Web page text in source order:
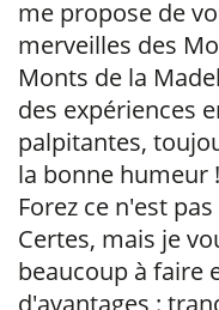
me propose de
merveilles des
Monts de la
des expériences
palpitantes,
la bonne humeur
Forez ce n'est
Certes, mais je
beaucoup à faire
d'avantages :